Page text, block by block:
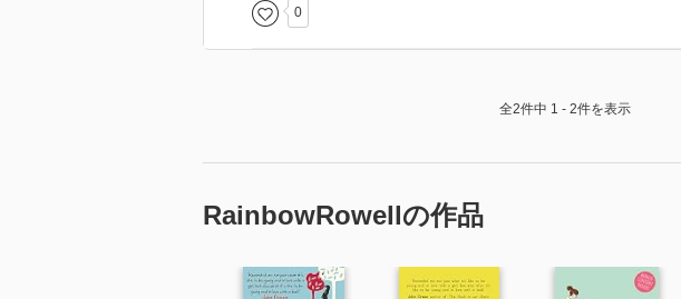
0
全2件中 1 - 2件を表示
RainbowRowellの作品